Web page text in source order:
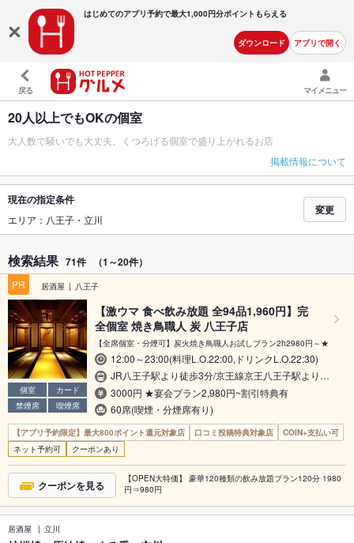
はじめてのアプリ予約で最大1,000円分ポイントもらえる
ダウンロード アプリで開く
戻る マイメニュー
20人以上でもOKの個室
大人数で騒いでも大丈夫。くつろげる個室で盛り上がれるお店
掲載情報について
現在の指定条件
エリア：八王子・立川
変更
検索結果 71件 （1～20件）
PR 居酒屋 八王子
個室
カード
禁煙席
喫煙席
【激ウマ 食べ飲み放題 全94品1,960円】完
全個室 焼き鳥職人 炭 八王子店
【全席個室・分煙可】炭火焼き鳥職人お試しプラン2h2980円～★
12:00～23:00(料理L.O.22:00,ドリンクL.O.22:30)
JR八王子駅より徒歩3分/京王線京王八王子駅より…
3000円 ★宴会プラン2,980円~割引特典有
60席(喫煙・分煙席有り)
【アプリ予約限定】最大800ポイント還元対象店 口コミ投稿特典対象店
COIN+支払い可
ネット予約可
クーポンあり
クーポンを見る
【OPEN大特価】 豪華120種類の飲み放題プラン120分 1980
円⇒980円
居酒屋 立川